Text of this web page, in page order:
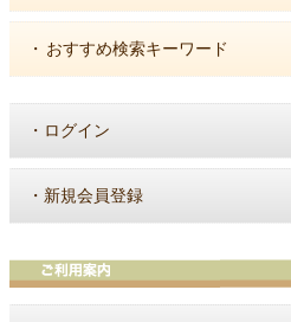
・ おすすめ検索キーワード
・ ログイン
・ 新規会員登録